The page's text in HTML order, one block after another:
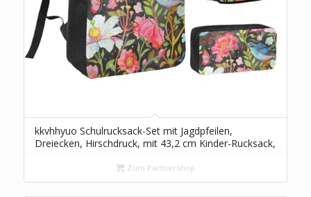
kkvhhyuo Schulrucksack-Set mit Jagdpfeilen,
Dreiecken, Hirschdruck, mit 43,2 cm Kinder-Rucksack,
Mädchen, Jungen, leichte Büchertasche,
Reiserucksack
Zum Partnershop